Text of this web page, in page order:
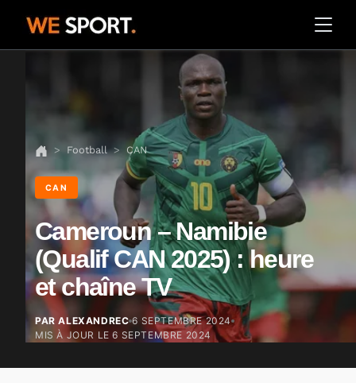
Football CAN
CAN
Cameroun – Namibie
(Qualif CAN 2025) : heure
et chaîne TV
PAR ALEXANDREC 6 SEPTEMBRE 2024
MIS À JOUR LE6 SEPTEMBRE 2024